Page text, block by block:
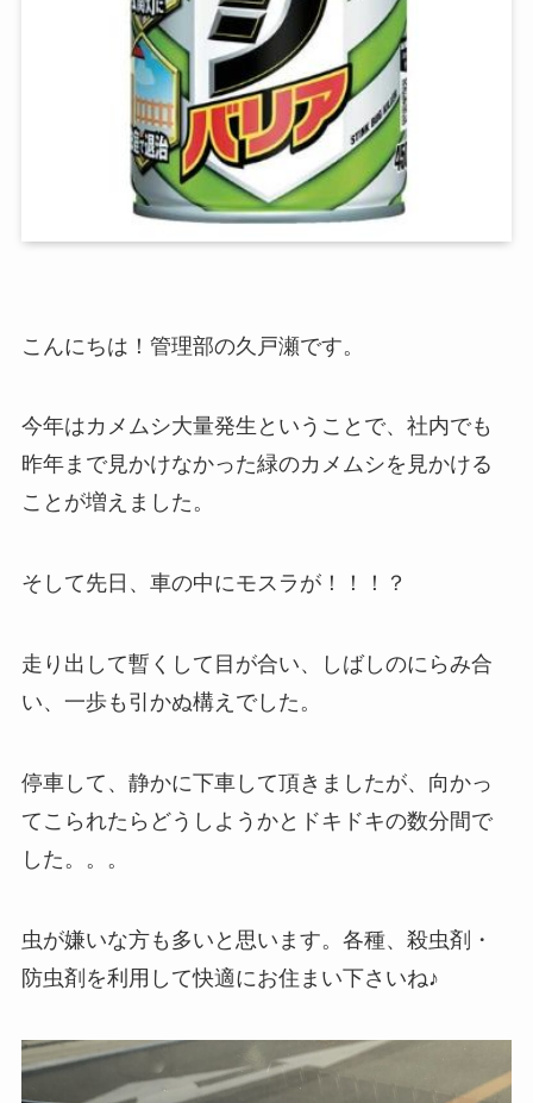
こんにちは！管理部の久戸瀬です。
今年はカメムシ大量発生ということで、社内でも
昨年まで見かけなかった緑のカメムシを見かける
ことが増えました。
そして先日、車の中にモスラが！！！？
走り出して暫くして目が合い、しばしのにらみ合
い、一歩も引かぬ構えでした。
停車して、静かに下車して頂きましたが、向かっ
てこられたらどうしようかとドキドキの数分間で
した。。。
虫が嫌いな方も多いと思います。各種、殺虫剤・
防虫剤を利用して快適にお住まい下さいね♪